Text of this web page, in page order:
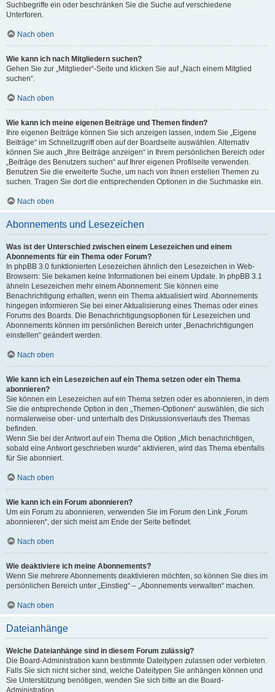
Suchbegriffe ein oder beschränken Sie die Suche auf verschiedene
Unterforen.
Nach oben
Wie kann ich nach Mitgliedern suchen?
Gehen Sie zur „Mitglieder“-Seite und klicken Sie auf „Nach einem Mitglied
suchen“.
Nach oben
Wie kann ich meine eigenen Beiträge und Themen finden?
Ihre eigenen Beiträge können Sie sich anzeigen lassen, indem Sie „Eigene
Beiträge“ im Schnellzugriff oben auf der Boardseite auswählen. Alternativ
können Sie auch „Ihre Beiträge anzeigen“ in Ihrem persönlichen Bereich oder
„Beiträge des Benutzers suchen“ auf Ihrer eigenen Profilseite verwenden.
Benutzen Sie die erweiterte Suche, um nach von Ihnen erstellen Themen zu
suchen. Tragen Sie dort die entsprechenden Optionen in die Suchmaske ein.
Nach oben
Abonnements und Lesezeichen
Was ist der Unterschied zwischen einem Lesezeichen und einem
Abonnements für ein Thema oder Forum?
In phpBB 3.0 funktionierten Lesezeichen ähnlich den Lesezeichen in Web-
Browsern: Sie bekamen keine Informationen bei einem Update. In phpBB 3.1
ähneln Lesezeichen mehr einem Abonnement: Sie können eine
Benachrichtigung erhalten, wenn ein Thema aktualisiert wird. Abonnements
hingegen informieren Sie bei einer Aktualisierung eines Themas oder eines
Forums des Boards. Die Benachrichtigungsoptionen für Lesezeichen und
Abonnements können im persönlichen Bereich unter „Benachrichtigungen
einstellen“ geändert werden.
Nach oben
Wie kann ich ein Lesezeichen auf ein Thema setzen oder ein Thema
abonnieren?
Sie können ein Lesezeichen auf ein Thema setzen oder es abonnieren, in dem
Sie die entsprechende Option in den „Themen-Optionen“ auswählen, die sich
normalerweise ober- und unterhalb des Diskussionsverlaufs des Themas
befinden.
Wenn Sie bei der Antwort auf ein Thema die Option „Mich benachrichtigen,
sobald eine Antwort geschrieben wurde“ aktivieren, wird das Thema ebenfalls
für Sie abonniert.
Nach oben
Wie kann ich ein Forum abonnieren?
Um ein Forum zu abonnieren, verwenden Sie im Forum den Link „Forum
abonnieren“, der sich meist am Ende der Seite befindet.
Nach oben
Wie deaktiviere ich meine Abonnements?
Wenn Sie mehrere Abonnements deaktivieren möchten, so können Sie dies im
persönlichen Bereich unter „Einstieg“ – „Abonnements verwalten“ machen.
Nach oben
Dateianhänge
Welche Dateianhänge sind in diesem Forum zulässig?
Die Board-Administration kann bestimmte Dateitypen zulassen oder verbieten.
Falls Sie sich nicht sicher sind, welche Dateitypen Sie anhängen können und
Sie Unterstützung benötigen, wenden Sie sich bitte an die Board-
Administration.